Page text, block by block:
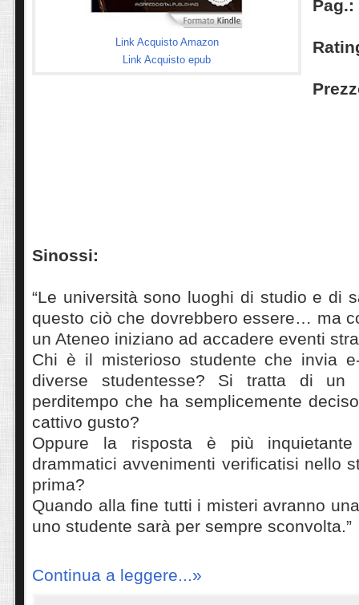
Link Acquisto Amazon
Link Acquisto epub
Pag.:
Sinossi:
“Le università sono luoghi di studio e di
questo ciò che dovrebbero essere… ma
un Ateneo iniziano ad accadere eventi
Chi è il misterioso studente che invia
diverse studentesse? Si tratta di un
perditempo che ha semplicemente
cattivo gusto?
Oppure la risposta è più
drammatici avvenimenti verificatisi nello
prima?
Quando alla fine tutti i misteri avranno
uno studente sarà per sempre sconvolta.”
Continua a leggere...»